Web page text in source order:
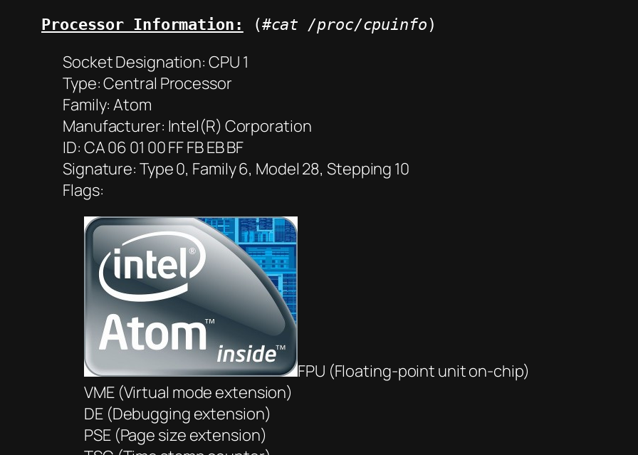
Processor Information: (#cat /proc/cpuinfo )
Socket Designation: CPU 1
Type: Central Processor
Family: Atom
Manufacturer: Intel(R) Corporation
ID: CA 06 01 00 FF FB EB BF
Signature: Type 0, Family 6, Model 28, Stepping 10
Flags:
FPU (Floating-point unit on-chip)
VME (Virtual mode extension)
DE (Debugging extension)
PSE (Page size extension)